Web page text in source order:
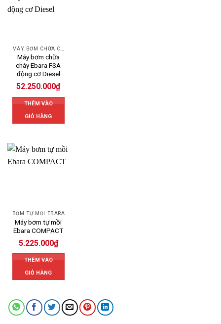
Máy bơm chữa
cháy Ebara FSA
động cơ Diesel
52.250.000₫
THÊM VÀO
GIỎ HÀNG
BƠM TỰ MỒI EBARA
Máy bơm tự mồi
Ebara COMPACT
5.225.000₫
THÊM VÀO
GIỎ HÀNG